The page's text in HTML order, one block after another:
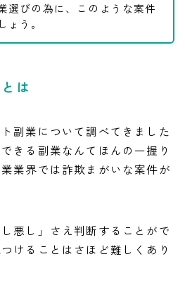
選びの為に、このような案件
ょう。
は
副業について調べてきました
きる副業なんてほんの一握り
業界では詐欺まがいな案件が
悪し」さえ判断することがで
けることはさほど難しくあり